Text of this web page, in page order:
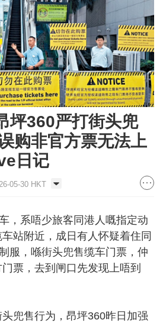
坪360严打街头兜
购非官方票无法上
日记
05-30 HKT
系唔少旅客同港人嘅指定动
站附近，成日有人怀疑着住同
服，喺街头兜售缆车门票，仲
票，去到闸口先发现上唔到
售行为，昂坪360昨日加强